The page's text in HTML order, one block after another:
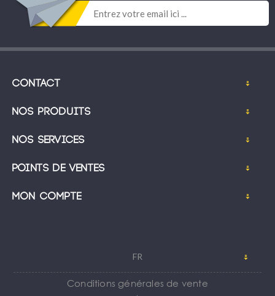
Contact
Nos produits
Nos services
Points de ventes
Mon compte
FR
Conditions générales de vente